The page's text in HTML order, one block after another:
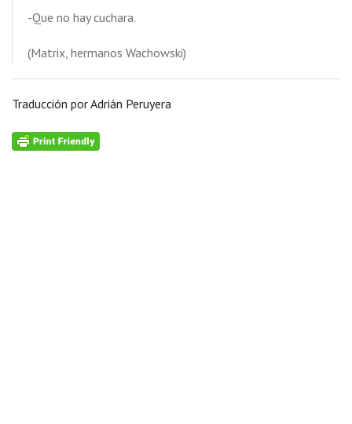
-Que no hay cuchara.
(Matrix, hermanos Wachowski)
Traducción por Adrián Peruyera